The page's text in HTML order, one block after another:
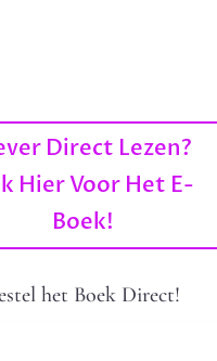
Direct Lezen?
Hier Voor Het E-
Boek!
het Boek Direct!